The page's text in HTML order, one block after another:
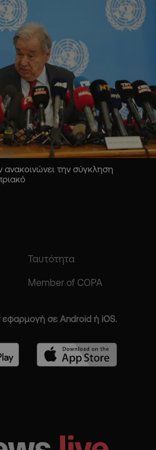
την σύγκληση
Ταυτότητα
Member of COPA
εφαρμογή σε Android ή iOS.